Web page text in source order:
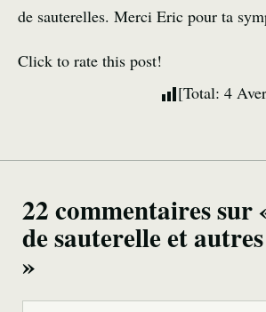
de sauterelles. Merci Eric pour ta
Click to rate this post!
[Total: 4
22 commentaires sur
de sauterelle et
»